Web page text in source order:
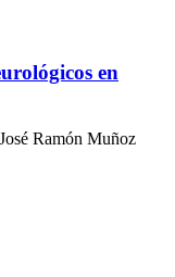
en
Ramón Muñoz